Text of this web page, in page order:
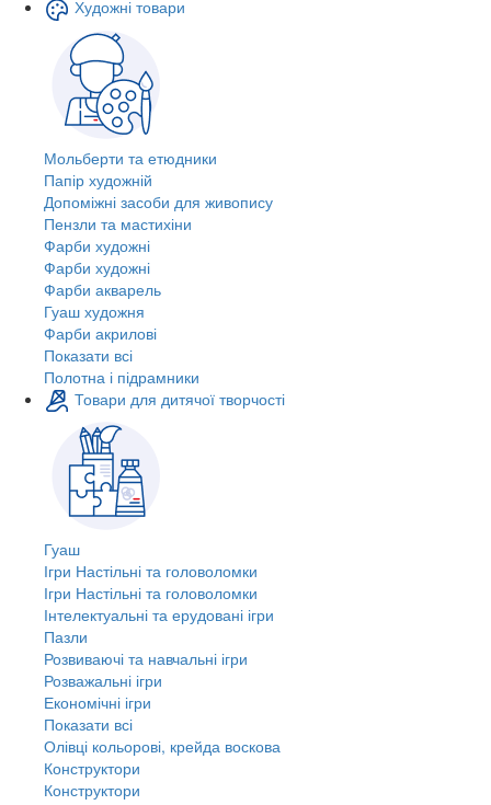
Художні товари
Мольберти та етюдники
Папір художній
Допоміжні засоби для живопису
Пензли та мастихіни
Фарби художні
Фарби художні
Фарби акварель
Гуаш художня
Фарби акрилові
Показати всі
Полотна і підрамники
Товари для дитячої творчості
Гуаш
Ігри Настільні та головоломки
Ігри Настільні та головоломки
Інтелектуальні та ерудовані ігри
Пазли
Розвиваючі та навчальні ігри
Розважальні ігри
Економічні ігри
Показати всі
Олівці кольорові, крейда воскова
Конструктори
Конструктори